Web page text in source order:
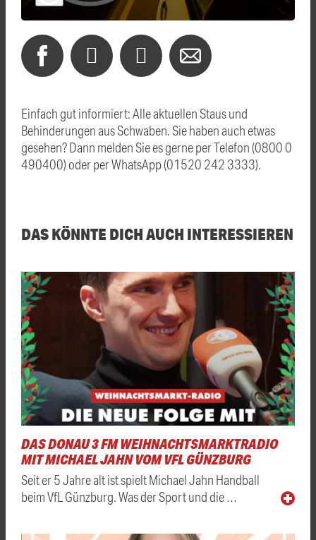
Einfach gut informiert: Alle aktuellen Staus und
Behinderungen aus Schwaben. Sie haben auch etwas
gesehen? Dann melden Sie es gerne per Telefon (0800 0
490400) oder per WhatsApp (01520 242 3333).
DAS KÖNNTE DICH AUCH INTERESSIEREN
DAS DONAU 3 FM WEIHNACHTSMARKTRADIO
MIT MICHAEL JAHN VOM VFL GÜNZBURG
Seit er 5 Jahre alt ist spielt Michael Jahn Handball
beim VfL Günzburg. Was der Sport und die …